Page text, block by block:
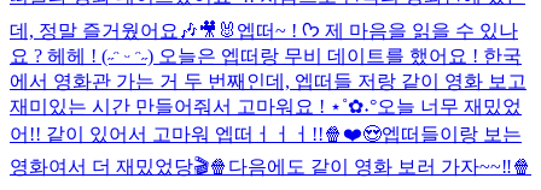
데, 정말 즐거웠어요🎶🎥🐰 엡떠~ ! ᡣ𐭩 제 마음을 읽을 수 있나
요 ? 헤헤 ! (˶ᵔ ᵕ ᵔ˶) 오늘은 엡떠랑 무비 데이트를 했어요 ! 한국
에서 영화관 가는 거 두 번째인데, 엡떠들 저랑 같이 영화 보고
재미있는 시간 만들어줘서 고마워요 ! ⋆˚✿˖°오늘 너무 재밌었
어!! 같이 있어서 고마워 엡떠ㅓㅓㅓ!!🍿❤️😍엡떠들이랑 보는
영화여서 더 재밌었당🎬🍿 다음에도 같이 영화 보러 가자~~‼️🍿